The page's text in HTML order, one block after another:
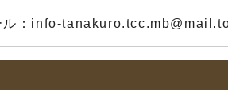
： info-